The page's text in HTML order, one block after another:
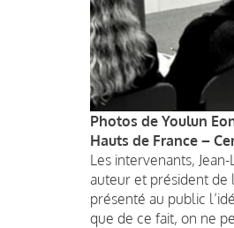
Photos de Youlun
Hauts de France –
Les intervenants,
auteur et président de
présenté au public
que de ce fait, on ne